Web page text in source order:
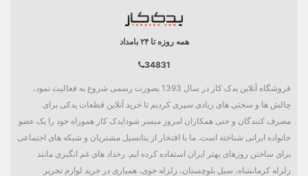
همه روزه تا ۲۴ بامداد
34831
فروشگاه آنلاین یدک کار در سال 1393 بصورت رسمی شروع به فعالیت نمود،
چالش ها و سختی های زیادی سپری کردیم تا خرید آنلاین قطعات یدکی برای
مصرف کنندگان و حتی همکاران امروز میسر شود!یدک کار هموراه خود را یک عضو
خانواده ایرانی شناخته است. ما با افتخار از پتانسیل مشتریان و شبکه های اجتماعی
برای ساختن روزهای بهتر ایران استفاده کرده ایم. رخداد های غم انگیزی مانند
زلزله کرمانشاه، سیل بلوچستان، زلزله خوی، همیاری در خرید لوازم تحریر